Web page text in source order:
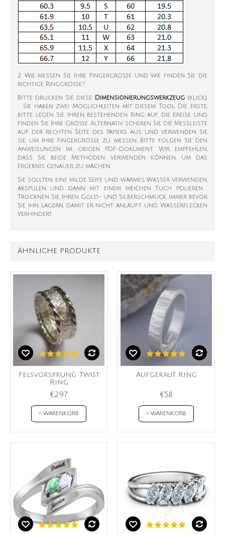
2. Wie messen Sie Ihre Fingergröße und wie finden Sie die
richtige Ringgröße?
Bitte drucken Sie diese Dimensionierungswerkzeug (klick).
Sie haben zwei Möglichkeiten mit diesem Tool. Die erste,
bitte legen Sie Ihren bestehenden Ring auf die Kreise und
finden Sie Ihre Größe. Alternativ scheren Sie die Messleiste
auf der rechten Seite des Papiers aus und verwenden Sie
sie, um Ihre Fingergröße zu messen. Bitte folgen Sie den
Anweisungen im obigen PDF-Dokument. Wir empfehlen,
dass Sie beide Methoden verwenden können, um das
Ergebnis genauer zu machen.
Sie sollten eine milde Seife und warmes Wasser verwenden,
abspülen und dann mit einem weichen Tuch polieren .
Trocknen Sie Ihren Gold- und Silberschmuck immer bevor
Sie ihn lagern, damit er nicht anläuft und Wasserflecken
verhindert.
ÄHNLICHE PRODUKTE
Felsvorsprung Twist
Ring
€297
+ WARENKORB
Aufgeraut Ring
€58
+ WARENKORB